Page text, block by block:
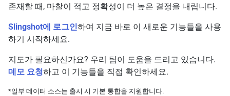
존재할 때, 마찰이 적고 정확성이 더 높은 결정을 내립니다.
Slingshot에 로그인하여 지금 바로 이 새로운 기능들을 사용
하기 시작하세요.
지도가 필요하신가요? 우리 팀이 도움을 드리고 있습니다.
데모 요청하고 이 기능들을 직접 확인하세요.
*일부 데이터 소스는 출시 시 기본 통합을 지원합니다.